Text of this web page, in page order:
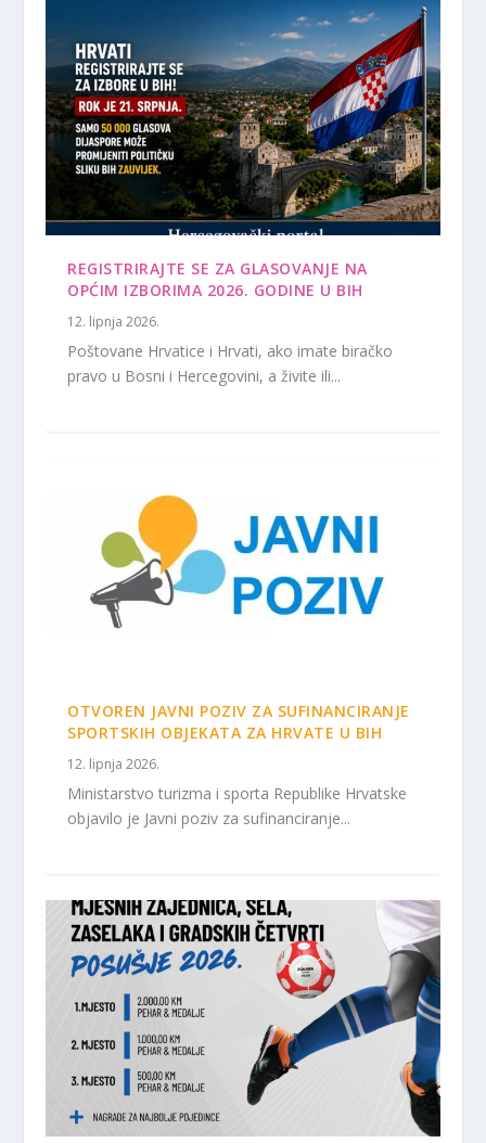
REGISTRIRAJTE SE ZA GLASOVANJE NA
OPĆIM IZBORIMA 2026. GODINE U BIH
12. lipnja 2026.
Poštovane Hrvatice i Hrvati, ako imate biračko
pravo u Bosni i Hercegovini, a živite ili...
OTVOREN JAVNI POZIV ZA SUFINANCIRANJE
SPORTSKIH OBJEKATA ZA HRVATE U BIH
12. lipnja 2026.
Ministarstvo turizma i sporta Republike Hrvatske
objavilo je Javni poziv za sufinanciranje...